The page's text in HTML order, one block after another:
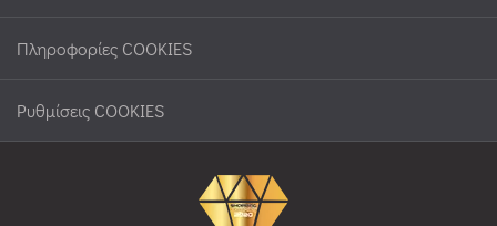
Πληροφορίες COOKIES
Ρυθμίσεις COOKIES